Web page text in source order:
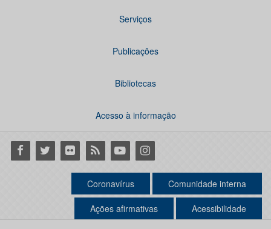
Serviços
Publicações
Bibliotecas
Acesso à informação
Facebook
Twitter Flickr RSS YoutubeInstagram
Coronavírus Comunidade interna
Ações afirmativas Acessibilidade